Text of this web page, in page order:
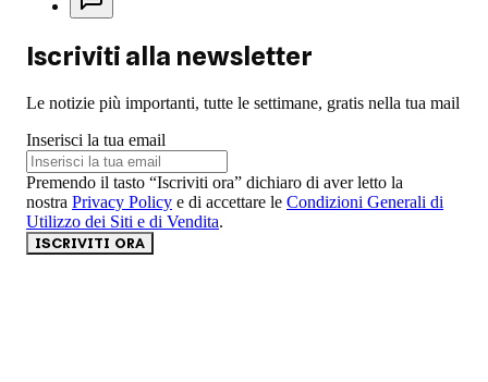
Iscriviti alla newsletter
Le notizie più importanti, tutte le settimane, gratis nella tua mail
Inserisci la tua email
Premendo il tasto “Iscriviti ora” dichiaro di aver letto la
nostra Privacy Policy e di accettare le Condizioni Generali di
Utilizzo dei Siti e di Vendita.
ISCRIVITI ORA